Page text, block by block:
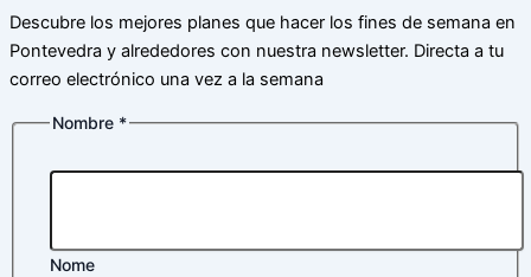
Descubre los mejores planes que hacer los fines de semana en
Pontevedra y alrededores con nuestra newsletter. Directa a tu
correo electrónico una vez a la semana
Nombre *
Nome